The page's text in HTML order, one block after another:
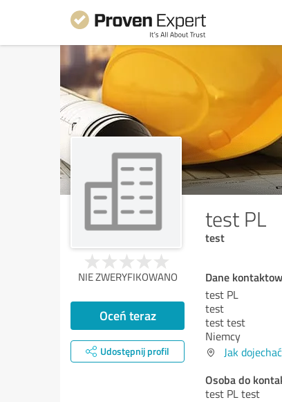
test PL
test
NIE ZWERYFIKOWANO
Oceń teraz
Udostępnij profil
Dane
test PL
test
test test
Niemcy
Jak dojechać
Osoba do
test PL test